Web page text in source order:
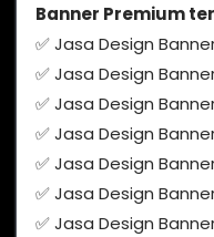
Banner Premium
✅ Jasa Design
✅ Jasa Design
✅ Jasa Design
✅ Jasa Design
✅ Jasa Design
✅ Jasa Design
✅ Jasa Design